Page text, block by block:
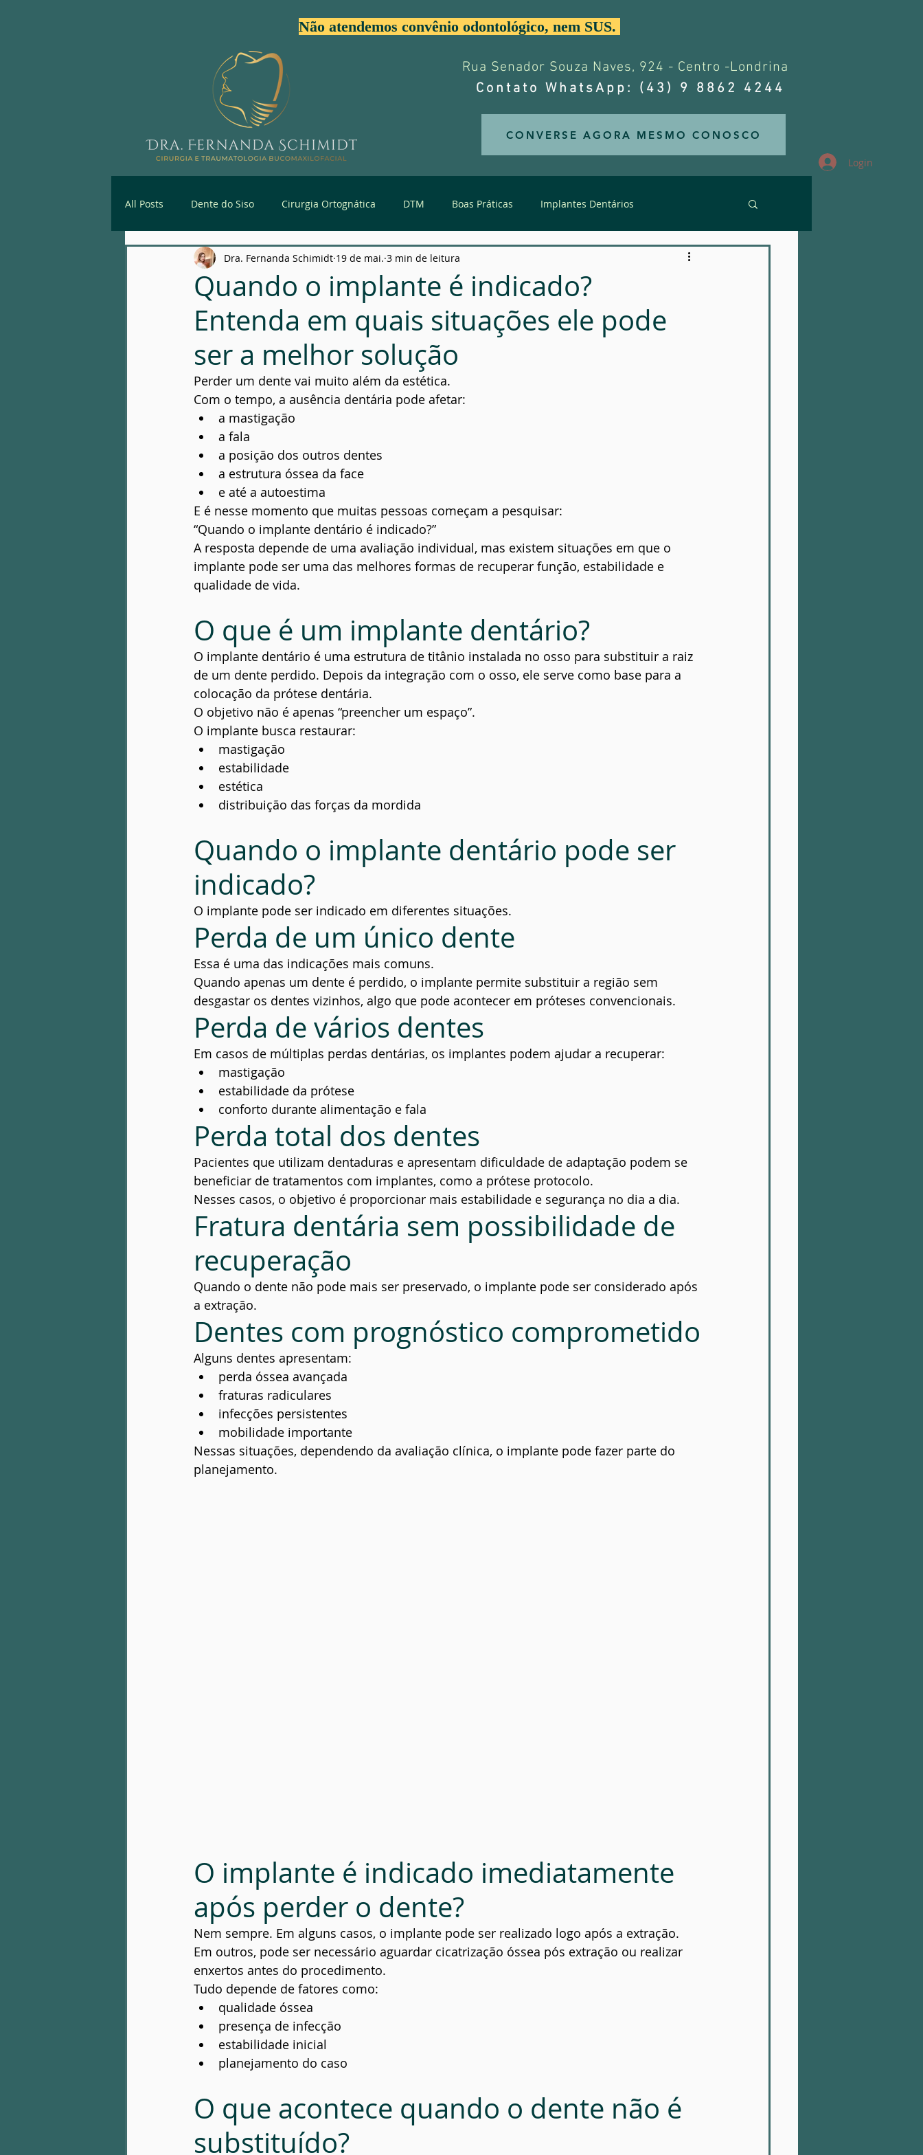
Não atendemos convênio odontológico, nem SUS.
Rua Senador Souza Naves, 924 - Centro -Londrina
Contato WhatsApp: (43) 9 8862 4244
CONVERSE AGORA MESMO CONOSCO
Login
All Posts Dente do Siso Cirurgia Ortognática DTM Boas Práticas Implantes Dentários
Primeira Consulta Especializada Trauma de Face Estética da Face
Patologia óssea Infecção Facial Prevenção
Quando o implante é indicado?
Entenda em quais situações ele pode
ser a melhor solução
Dra. Fernanda Schimidt 19 de mai. 3 min de leitura
Perder um dente vai muito além da estética.
Com o tempo, a ausência dentária pode afetar:
a mastigação
a fala
a posição dos outros dentes
a estrutura óssea da face
e até a autoestima
E é nesse momento que muitas pessoas começam a pesquisar:
“Quando o implante dentário é indicado?”
A resposta depende de uma avaliação individual, mas existem situações em que o
implante pode ser uma das melhores formas de recuperar função, estabilidade e
qualidade de vida.
O que é um implante dentário?
O implante dentário é uma estrutura de titânio instalada no osso para substituir a raiz
de um dente perdido. Depois da integração com o osso, ele serve como base para a
colocação da prótese dentária.
O objetivo não é apenas “preencher um espaço”.
O implante busca restaurar:
mastigação
estabilidade
estética
distribuição das forças da mordida
Quando o implante dentário pode ser
indicado?
O implante pode ser indicado em diferentes situações.
Perda de um único dente
Essa é uma das indicações mais comuns.
Quando apenas um dente é perdido, o implante permite substituir a região sem
desgastar os dentes vizinhos, algo que pode acontecer em próteses convencionais.
Perda de vários dentes
Em casos de múltiplas perdas dentárias, os implantes podem ajudar a recuperar:
mastigação
estabilidade da prótese
conforto durante alimentação e fala
Perda total dos dentes
Pacientes que utilizam dentaduras e apresentam dificuldade de adaptação podem se
beneficiar de tratamentos com implantes, como a prótese protocolo.
Nesses casos, o objetivo é proporcionar mais estabilidade e segurança no dia a dia.
Fratura dentária sem possibilidade de
recuperação
Quando o dente não pode mais ser preservado, o implante pode ser considerado após
a extração.
Dentes com prognóstico comprometido
Alguns dentes apresentam:
perda óssea avançada
fraturas radiculares
infecções persistentes
mobilidade importante
Nessas situações, dependendo da avaliação clínica, o implante pode fazer parte do
planejamento.
O implante é indicado imediatamente
após perder o dente?
Nem sempre. Em alguns casos, o implante pode ser realizado logo após a extração.
Em outros, pode ser necessário aguardar cicatrização óssea pós extração ou realizar
enxertos antes do procedimento.
Tudo depende de fatores como:
qualidade óssea
presença de infecção
estabilidade inicial
planejamento do caso
O que acontece quando o dente não é
substituído?